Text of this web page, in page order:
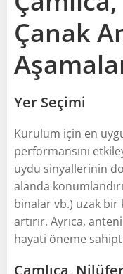
Çanak
Yer Seçimi
Kurulum için en
performansını
uydu sinyallerinin
alanda
binalar vb.) uzak bir
artırır. Ayrıca,
hayati öneme
Çamlıca,